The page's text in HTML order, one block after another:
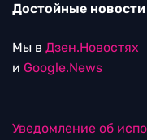
Достойные новости
Мы в Дзен.Новостях
и Google.News
Уведомление об